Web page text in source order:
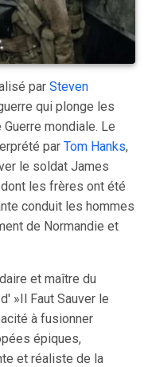
par Steven
qui plonge les
mondiale. Le
par Tom Hanks,
le soldat James
dont les frères ont été
conduit les hommes
de Normandie et
et maître du
»Il Faut Sauver le
à fusionner
épiques,
et réaliste de la